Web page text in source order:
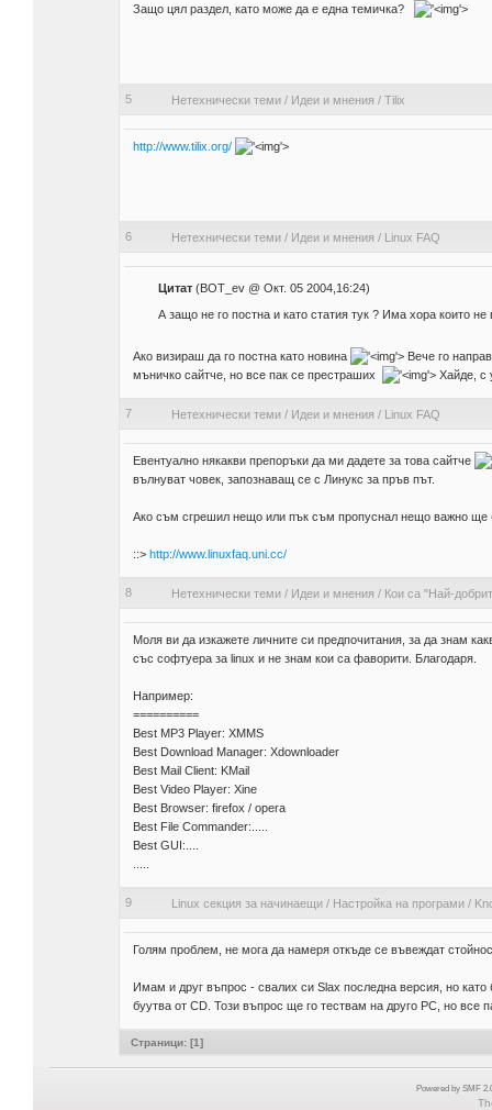
Защо цял раздел, като може да е една темичка? '>
5 Нетехнически теми/ Идеи и мнения / Tilix
http://www.tilix.org/ '>
6 Нетехнически теми/ Идеи и мнения / Linux FAQ
Цитат(BOT_ev @ Окт. 05 2004,16:24)
А защо не го постна и като статия тук ? Има хора които
Ако визираш да го постна като новина '>Вече го
мъничко сайтче, но все пак се престраших
'>Хайде, c
7 Нетехнически теми/ Идеи и мнения / Linux FAQ
Евентуално някакви препоръки да ми дадете за това сайтче
вълнуват човек, запознаващ се с Линукс за пръв път.
Ако съм сгрешил нещо или пък съм пропуснал нещо важно ще
::> http://www.linuxfaq.uni.cc/
8 Нетехнически теми/ Идеи и мнения / Кои са "Най-
Моля ви да изкажете личните си предпочитания, за да знам
със софтуера за linux и не знам кои са фаворити. Благодаря.
Например:
==========
Best MP3 Player: XMMS
Best Download Manager: Xdownloader
Best Mail Client: KMail
Best Video Player: Xine
Best Browser: firefox / opera
Best File Commander:.....
Best GUI:....
9 Linux секция за начинаещи/ Настройка на програми/
Голям проблем, не мога да намеря откъде се въвеждат
Имам и друг въпрос - свалих си Slax последна версия, но
буутва от CD. Този въпрос ще го тествам на друго PC, но все
Страници: [1]
Powered by SMF